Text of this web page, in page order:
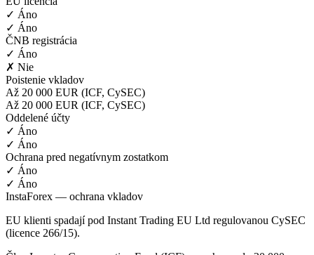
✓ Áno
✓ Áno
ČNB registrácia
✓ Áno
✗ Nie
Poistenie vkladov
Až 20 000 EUR (ICF, CySEC)
Až 20 000 EUR (ICF, CySEC)
Oddelené účty
✓ Áno
✓ Áno
Ochrana pred negatívnym zostatkom
✓ Áno
✓ Áno
InstaForex — ochrana vkladov
EU klienti spadají pod Instant Trading EU Ltd regulovanou CySEC
(licence 266/15).